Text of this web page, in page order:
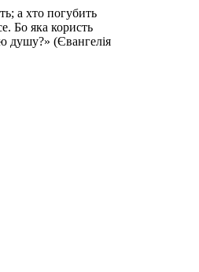
а хто погубить
Бо яка користь
душу?» (Євангелія